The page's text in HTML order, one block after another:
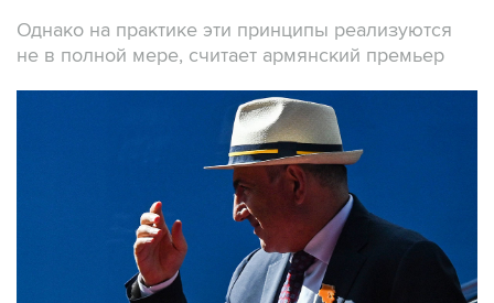
Однако на практике эти принципы реализуются
не в полной мере, считает армянский премьер